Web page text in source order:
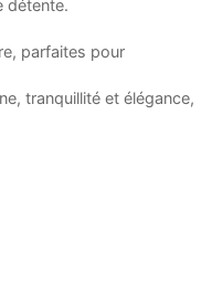
détente.
parfaites pour
tranquillité et élégance,